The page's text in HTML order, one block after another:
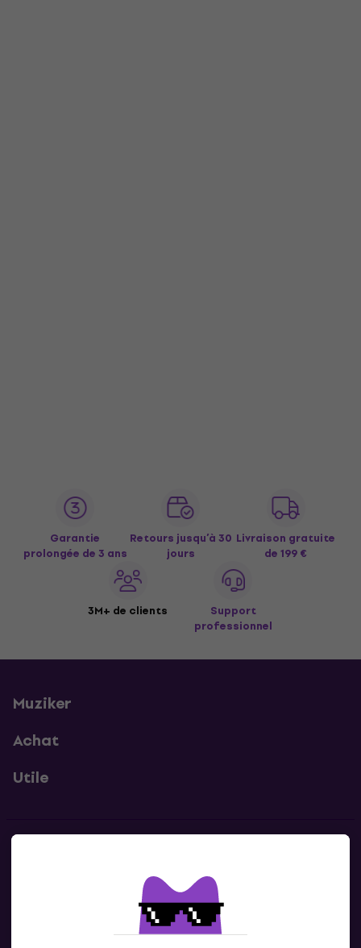
Garantie
prolongée de 3 ans
Retours jusqu’à 30
jours
Livraison gratuite
de 199 €
3M+ de clients
Support
professionnel
Muziker
Achat
Utile
Contacte nous